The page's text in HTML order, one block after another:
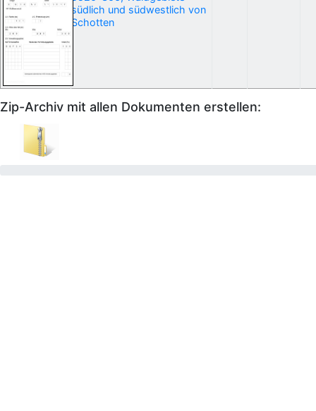
südlich und südwestlich von
Schotten
Zip-Archiv mit allen Dokumenten erstellen: